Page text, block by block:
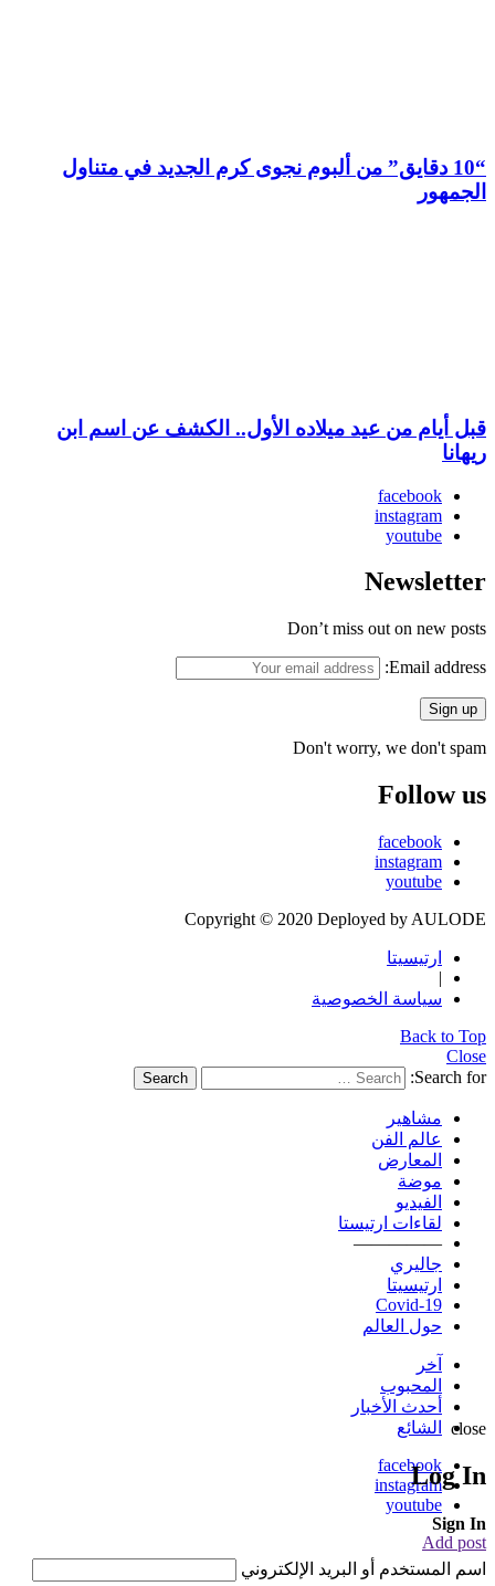
“10 دقايق” من ألبوم نجوى كرم الجديد في متناول
الجمهور
قبل أيام من عيد ميلاده الأول.. الكشف عن اسم ابن
ريهانا
facebook
instagram
youtube
Newsletter
Don’t miss out on new posts
Email address:
Don't worry, we don't spam
Follow us
facebook
instagram
youtube
Copyright © 2020 Deployed by AULODE
ارتيسيتا
|
سياسة الخصوصية
Back to Top
Close
Search for:
Search
مشاهير
عالم الفن
المعارض
موضة
الفيديو
لقاءات ارتيستا
—————
جاليري
ارتيسيتا
Covid-19
حول العالم
آخر
المحبوب
أحدث الأخبار
الشائع
facebook
instagram
youtube
Add post
close
Log In
Sign In
اسم المستخدم أو البريد الإلكتروني